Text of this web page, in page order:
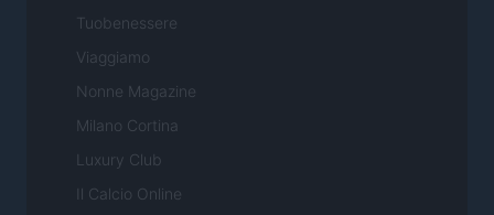
Tuobenessere
Viaggiamo
Nonne Magazine
Milano Cortina
Luxury Club
Il Calcio Online